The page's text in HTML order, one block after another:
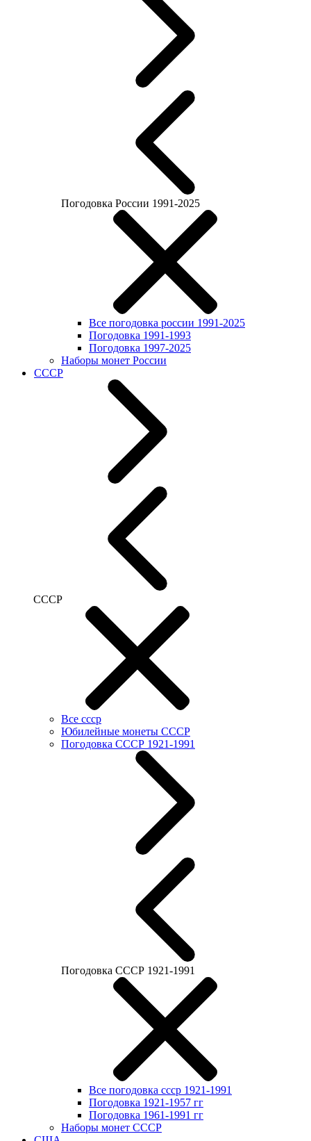
Погодовка России 1991-2025
Все погодовка россии 1991-2025
Погодовка 1991-1993
Погодовка 1997-2025
Наборы монет России
СССР
СССР
Все ссср
Юбилейные монеты СССР
Погодовка СССР 1921-1991
Погодовка СССР 1921-1991
Все погодовка ссср 1921-1991
Погодовка 1921-1957 гг
Погодовка 1961-1991 гг
Наборы монет СССР